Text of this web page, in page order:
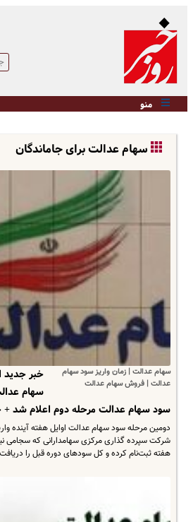
منو
سهام عدالت برای جاماندگان
سهام عدالت | زمان واریز سود سهام
عدالت | فروش سهام عدالت
خبر جدید
سهام
سود سهام عدالت مرحله دوم اعلام شد +
دومین مرحله سود سهام عدالت اوایل هفته آینده
شرکت سپرده گذاری مرکزی سهامدارانی که سجامی
هفته ثبت‌نام کرده و کل سود‌های دوره قبل را